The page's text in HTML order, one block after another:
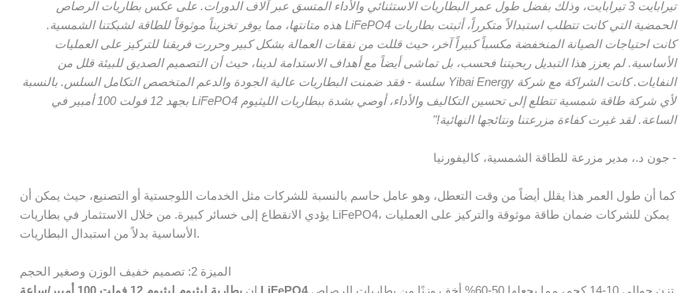
تيرابايت 3 تيرابايت، وذلك بفضل طول عمر البطاريات الاستثنائي والأداء المتسق عبر آلاف الدورات. على عكس بطاريات الرصاص
الحمضية التي كانت تتطلب استبدالاً متكرراً، أثبتت بطاريات LiFePO4 هذه متانتها، مما يوفر تخزيناً موثوقاً للطاقة لشبكتنا الشمسية.
كانت احتياجات الصيانة المنخفضة مكسباً كبيراً آخر، حيث قللت من نفقات العمالة بشكل كبير وحررت فريقنا للتركيز على العمليات
الأساسية. لم يعزز هذا التبديل ربحيتنا فحسب، بل تماشى أيضاً مع أهداف الاستدامة لدينا، حيث أن التصميم الصديق للبيئة قلل من
النفايات. كانت الشراكة مع شركة Yibai Energy سلسة - فقد ضمنت البطاريات عالية الجودة والدعم المتخصص التكامل السلس. بالنسبة
لأي شركة طاقة شمسية تتطلع إلى تحسين التكاليف والأداء، أوصي بشدة ببطاريات الليثيوم LiFePO4 بجهد 12 فولت 100 أمبير في
الساعة. لقد غيرت كفاءة مزرعتنا ونتائجها النهائية!"
- جون د.، مدير مزرعة للطاقة الشمسية، كاليفورنيا
كما أن طول العمر هذا يقلل أيضاً من وقت التعطل، وهو عامل حاسم بالنسبة للشركات مثل الخدمات اللوجستية أو التصنيع، حيث يمكن أن
يؤدي الانقطاع إلى خسائر كبيرة. من خلال الاستثمار في بطاريات LiFePO4، يمكن للشركات ضمان طاقة موثوقة والتركيز على العمليات
الأساسية بدلاً من استبدال البطاريات.
الميزة 2: تصميم خفيف الوزن وصغير الحجم
إن بطارية ليثيوم ليثيوم 12 فولت 100 أمبير/ساعة LiFePO4تزن حوالي 10-14 كجم، مما يجعلها 50-60% أخف وزنًا من بطاريات الرصاص